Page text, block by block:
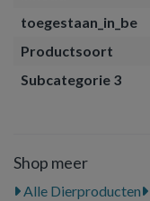
toegestaan_in_be
Productsoort
Subcategorie 3
Shop meer
Alle Dierproducten